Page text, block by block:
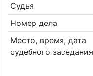
Судья
Номер дела
Место, время, дата
судебного заседания